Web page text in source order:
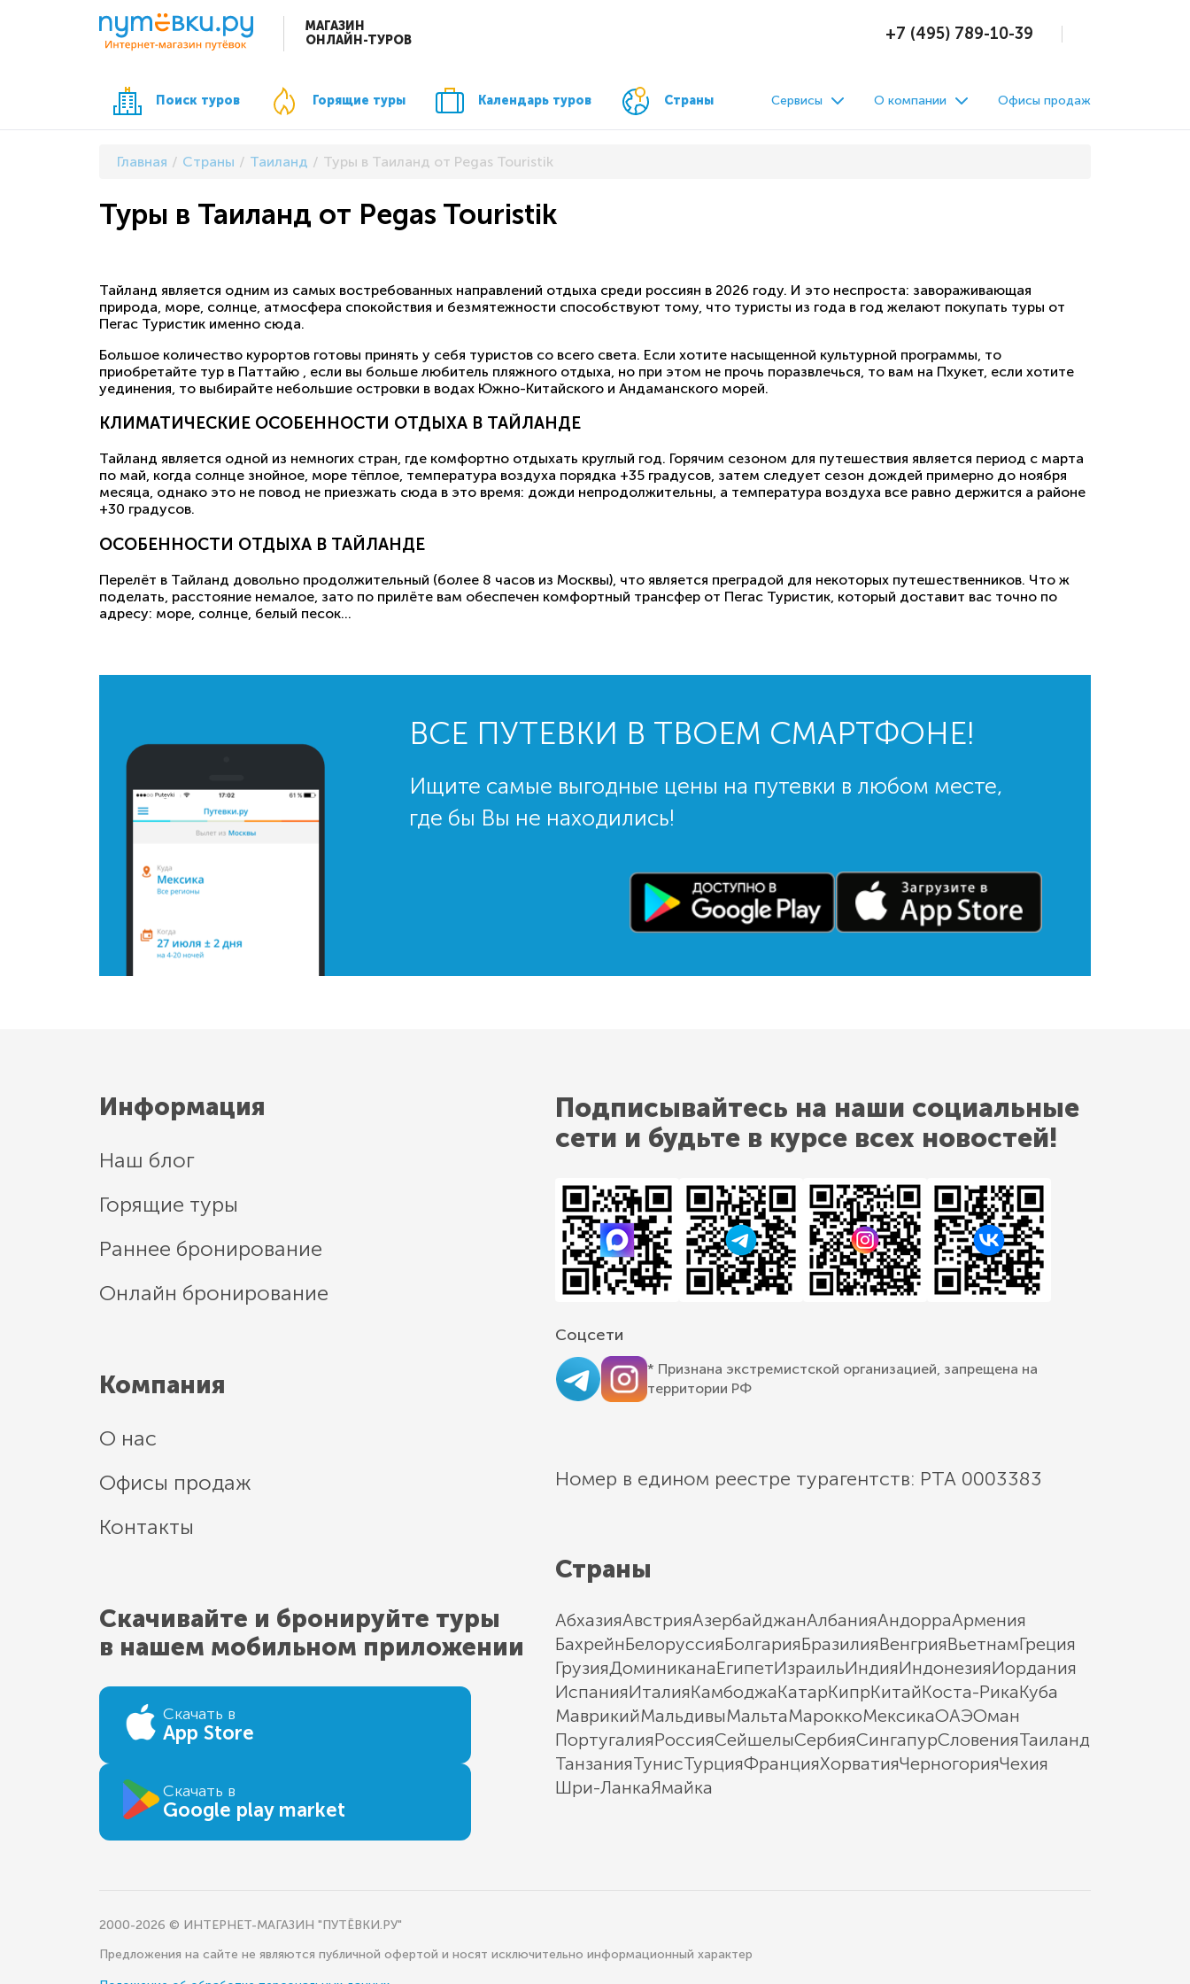
МАГАЗИН
ОНЛАЙН-ТУРОВ
+7 (495) 789-10-39
Поиск туров Горящие туры Календарь туров Страны Сервисы О компании Офисы продаж
Главная Страны Таиланд Туры в Таиланд от Pegas Touristik
Туры в Таиланд от Pegas Touristik
Тайланд является одним из самых востребованных направлений отдыха среди россиян в 2026 году. И это неспроста: завораживающая
природа, море, солнце, атмосфера спокойствия и безмятежности способствуют тому, что туристы из года в год желают покупать туры от
Пегас Туристик именно сюда.
Большое количество курортов готовы принять у себя туристов со всего света. Если хотите насыщенной культурной программы, то
приобретайте тур в Паттайю , если вы больше любитель пляжного отдыха, но при этом не прочь поразвлечься, то вам на Пхукет, если хотите
уединения, то выбирайте небольшие островки в водах Южно-Китайского и Андаманского морей.
КЛИМАТИЧЕСКИЕ ОСОБЕННОСТИ ОТДЫХА В ТАЙЛАНДЕ
Тайланд является одной из немногих стран, где комфортно отдыхать круглый год. Горячим сезоном для путешествия является период с марта
по май, когда солнце знойное, море тёплое, температура воздуха порядка +35 градусов, затем следует сезон дождей примерно до ноября
месяца, однако это не повод не приезжать сюда в это время: дожди непродолжительны, а температура воздуха все равно держится а районе
+30 градусов.
ОСОБЕННОСТИ ОТДЫХА В ТАЙЛАНДЕ
Перелёт в Тайланд довольно продолжительный (более 8 часов из Москвы), что является преградой для некоторых путешественников. Что ж
поделать, расстояние немалое, зато по прилёте вам обеспечен комфортный трансфер от Пегас Туристик, который доставит вас точно по
адресу: море, солнце, белый песок...
ВСЕ ПУТЕВКИ В ТВОЕМ СМАРТФОНЕ!
Ищите самые выгодные цены на путевки в любом месте,
где бы Вы не находились!
Информация
Наш блог
Горящие туры
Раннее бронирование
Онлайн бронирование
Компания
О нас
Офисы продаж
Контакты
Скачивайте и бронируйте туры
в нашем мобильном приложении
Скачать в
App Store
Скачать в
Google play market
Подписывайтесь на наши социальные
сети и будьте в курсе всех новостей!
Соцсети
* Признана экстремистской организацией, запрещена на
территории РФ
Номер в едином реестре турагентств: РТА 0003383
Страны
АбхазияАвстрияАзербайджанАлбанияАндорраАрмения
БахрейнБелоруссияБолгарияБразилияВенгрияВьетнамГреция
ГрузияДоминиканаЕгипетИзраильИндияИндонезияИордания
ИспанияИталияКамбоджаКатарКипрКитайКоста-РикаКуба
МаврикийМальдивыМальтаМароккоМексикаОАЭОман
ПортугалияРоссияСейшелыСербияСингапурСловенияТаиланд
ТанзанияТунисТурцияФранцияХорватияЧерногорияЧехия
Шри-ЛанкаЯмайка
2000-2026 © ИНТЕРНЕТ-МАГАЗИН "ПУТЁВКИ.РУ"
Предложения на сайте не являются публичной офертой и носят исключительно информационный характер